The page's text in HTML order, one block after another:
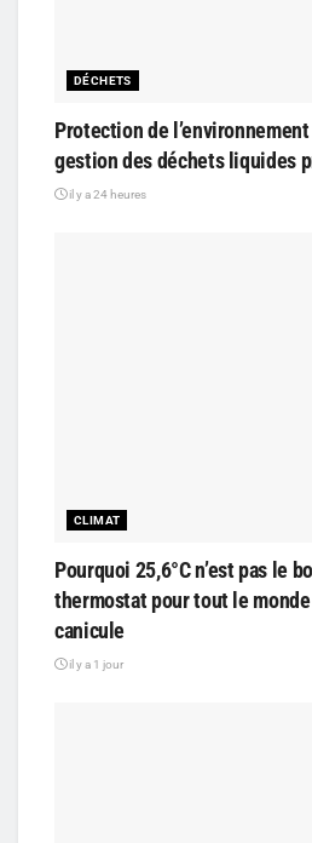
DÉCHETS
Protection de
gestion des déchets liquides
il y a 24 heures
CLIMAT
Pourquoi 25,6°C n’est pas le
thermostat pour tout le
canicule
il y a 1 jour